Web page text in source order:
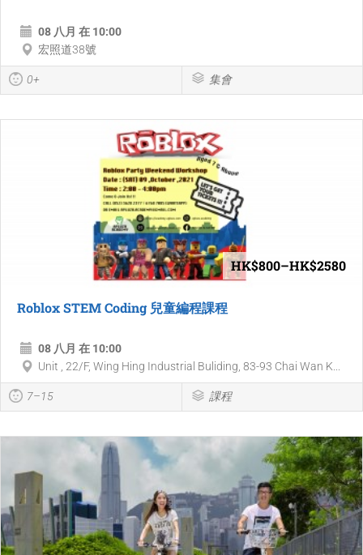
08 八月 在 10:00
宏照道38號
0+ 集會
HK$800–HK$2580
Roblox STEM Coding 兒童編程課程
08 八月 在 10:00
Unit , 22/F, Wing Hing Industrial Buliding, 83-93 Chai Wan K...
7–15 課程